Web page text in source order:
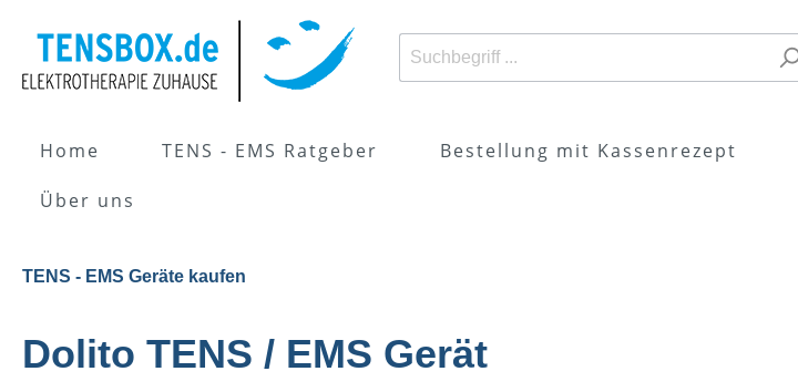
Home TENS - EMS Ratgeber Bestellung mit Kassenrezept
Über uns
Reizstromtherapie?
Elektrostimulation?
TENS - EMS Geräte kaufen
Dolito TENS / EMS Gerät